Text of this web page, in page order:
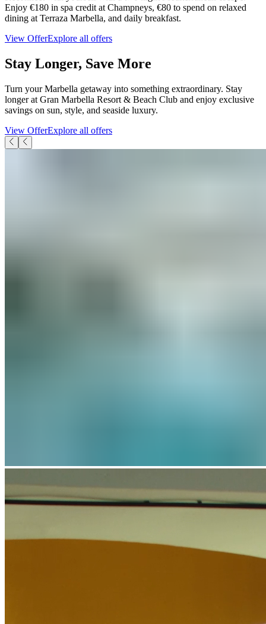
Enjoy €180 in spa credit at Champneys, €80 to spend on relaxed
dining at Terraza Marbella, and daily breakfast.​​​​‌ ‍ ​‍​‍‌‍ ‌ ​‍‌‍‍‌‌‍‌ ‌‍‍‌‌‍ ‍​‍​‍​ ‍‍​‍​‍‌ ​ ‌‍​‌‌‍ ‍‌‍‍‌‌ ‌​‌ ‍‌​‍ ‍‌‍‍‌‌‍ ​‍​‍​‍ ​​‍​‍‌‍‍​‌ ​‍‌‍‌‌‌‍‌‍​‍​‍​ ‍‍​‍​‍‌‍‍​‌ ‌​‌ ‌​‌ ​​‌ ​ ​ ‍‍​‍ ​‍ ‌‍ ​​‍ ‌‌‍​‌‌‍ ‍‌‍‌​​‍ ‌‌ ​‍​‍ ‌‌‍‍​‌‍ ‌ ‌​‌‍‌‌‌‍ ​‌ ​ ​‍ ‌‌ ​ ‌ ‌​‌ ‌‌‌‍‌​‌‍‍‌‌‍ ​‍ ‍‌ ‌‍‌‍‌‌‌ ​‍‌‍​ ‌‍‌‌‌‍ ​​‍ ‍‌‍​‌‌ ​​‌ ​​​‍ ‌‍‍‌‌‍ ‍‌ ‌​‌‍‌‌‌‍ ‍‌ ‌​​‍ ‌‍‌‌‌‍‌​‌‍‍‌‌ ‌​​‍ ‌‍ ‌‌‍ ‌‍‌​‌‍‌‌​ ‌‌ ​​‌ ​‍‌‍‌‌‌ ​ ‌‍‌‌‌‍ ‍‌ ‌​‌‍​‌‌ ‌​‌‍‍‌‌‍ ‌‍ ‍​ ‍ ‌‍‍‌‌‍‌​​ ‌​ ‌​​ ​‌​ ‌‌‌‍​‍​ ‍‌​ ‌‍​ ‌​‌‍​ ​‍ ‌​ ​‌‌‍​‍​ ​ ‌‍​‌​‍ ‌​ ‌​​ ​‌‌‍​‌‌‍​ ​‍ ‌‌‍​‍​ ​​​ ‌‌‌‍‌‍​‍ ‌‌‍‌​​ ‌​​ ‌​‌‍‌‌‌‍‌‍‌‍​‍‌‍​‌​ ​‌​ ‌‍‌‍‌‌​ ​‌​ ​ ​ ‍ ‌ ‌​‌ ‍‌‌ ​​‌‍‌‌​ ‌‌‍‍​‌‍ ‌ ‌​‌‍‌‌‌‍ ​‌‌​‍‌‍ ‌‍ ‌‍ ‌‌‌​ ‌ ‌‌‌‍‍‌‌ ‌​‌‍‌‌​ ‍ ‌ ​​‌‍​‌‌ ‌​‌‍‍​​ ‌‌ ​​‌‍​‌‌‍‌ ‌‍‌‌‌​​‍‌ ‌‌‌‍‍‌‌‍ ​‌‍‌​‌‍‌‌‌ ​‍​‍‌‌​ ‌‌‌​​‍‌‌ ‌‍‍ ‌‍‌‌‌ ‍‌​‍‌‌​ ​ ‌​‌​​‍‌‌​ ​ ‌​‌​​‍‌‌​ ​‍​ ​‍‌‍‌​​ ‌ ‌‍‌‍​ ​ ​ ‍​​ ‌‍​ ​ ​ ‌‌​ ‌​‌‍‌‌​ ‌​​ ​​​‍‌‌​ ​‍​ ​‍​‍‌‌​ ‌‌‌​‌​​‍ ‍‌‍‌‌‌‍ ‍‌ ‌​‌ ​‍‌‍‍‌‌‍‌‌‌ ​ ​‍‌‌​ ‌‌‌​​‍‌‌ ‌‍‍ ‌‍‌‌‌ ‍‌​‍‌‌​ ​ ‌​‌​​‍‌‌​ ​ ‌​‌​​‍‌‌​ ​‍​ ​‍​ ‌‌​ ‌​‌‍‌‌‌‍​‍‌‍​‍​ ​​​ ​ ‌‍‌​​ ‌​‌‍​‌​ ​​​ ‍​​‍‌‌​ ​‍​ ​‍​‍‌‌​ ‌‌‌​‌​​‍ ‍‌‍​‍‌‍ ‌‍‌​‌ ‍‌​ ‌‍​‍‌‍​‌‌ ​ ‌‍‌‌‌‌‌‌‌ ​‍‌‍ ​​ ‌‌‍‍​‌ ‌​‌ ‌​‌ ​​‌ ​ ​‍‌‌​ ​ ‌​​‌​‍‌‌​ ​‍‌​‌‍​‍‌‌​ ​‍‌​‌‍‌‍ ​​‍ ‌‌‍​‌‌‍ ‍‌‍‌​​‍ ‌‌ ​‍​‍ ‌‌‍‍​‌‍ ‌ ‌​‌‍‌‌‌‍ ​‌ ​ ​‍ ‌‌ ​ ‌ ‌​‌ ‌‌‌‍‌​‌‍‍‌‌‍ ​‍ ‍‌ ‌‍‌‍‌‌‌ ​‍‌‍​ ‌‍‌‌‌‍ ​​‍ ‍‌‍​‌‌ ​​‌ ​​​‍‌‍‌‍‍‌‌‍‌​​ ‌​ ‌​​ ​‌​ ‌‌‌‍​‍​ ‍‌​ ‌‍​ ‌​‌‍​ ​‍ ‌​ ​‌‌‍​‍​ ​ ‌‍​‌​‍ ‌​ ‌​​ ​‌‌‍​‌‌‍​ ​‍ ‌‌‍​‍​ ​​​ ‌‌‌‍‌‍​‍ ‌‌‍‌​​ ‌​​ ‌​‌‍‌‌‌‍‌‍‌‍​‍‌‍​‌​ ​‌​ ‌‍‌‍‌‌​ ​‌​ ​ ​‍‌‍‌ ‌​‌ ‍‌‌ ​​‌‍‌‌​ ‌‌‍‍​‌‍ ‌ ‌​‌‍‌‌‌‍ ​‌‌​‍‌‍ ‌‍ ‌‍ ‌‌‌​ ‌ ‌‌‌‍‍‌‌ ‌​‌‍‌‌​‍‌‍‌ ​​‌‍​‌‌ ‌​‌‍‍​​ ‌‌ ​​‌‍​‌‌‍‌ ‌‍‌‌‌​​‍‌ ‌‌‌‍‍‌‌‍ ​‌‍‌​‌‍‌‌‌ ​‍​‍‌‌​ ‌‌‌​​‍‌‌ ‌‍‍ ‌‍‌‌‌ ‍‌​‍‌‌​ ​ ‌​‌​​‍‌‌​ ​ ‌​‌​​‍‌‌​ ​‍​ ​‍‌‍‌​​ ‌ ‌‍‌‍​ ​ ​ ‍​​ ‌‍​ ​ ​ ‌‌​ ‌​‌‍‌‌​ ‌​​ ​​​‍‌‌​ ​‍​ ​‍​‍‌‌​ ‌‌‌​‌​​‍ ‍‌‍‌‌‌‍ ‍‌ ‌​‌ ​‍‌‍‍‌‌‍‌‌‌ ​ ​‍‌‌​ ‌‌‌​​‍‌‌ ‌‍‍ ‌‍‌‌‌ ‍‌​‍‌‌​ ​ ‌​‌​​‍‌‌​ ​ ‌​‌​​‍‌‌​ ​‍​ ​‍​ ‌‌​ ‌​‌‍‌‌‌‍​‍‌‍​‍​ ​​​ ​ ‌‍‌​​ ‌​‌‍​‌​ ​​​ ‍​​‍‌‌​ ​‍​ ​‍​‍‌‌​ ‌‌‌​‌​​‍ ‍‌‍​‍‌‍ ‌‍‌​‌ ‍‌​‍‌‍‌ ​​‌‍‌‌‌ ​‍‌ ​ ‌ ​​‌‍‌‌‌‍​ ‌ ‌​‌‍‍‌‌ ‌‍‌‍‌‌​ ‌‌ ​​‌ ‌‌‌‍​‍‌‍ ​‌‍‍‌‌ ​ ‌‍‍​‌‍‌‌‌‍‌​​‍​‍‌ ‌
View Offer​​​​‌ ‍ ​‍​‍‌‍ ‌ ​‍‌‍‍‌‌‍‌ ‌‍‍‌‌‍ ‍​‍​‍​ ‍‍​‍​‍‌ ​ ‌‍​‌‌‍ ‍‌‍‍‌‌ ‌​‌ ‍‌​‍ ‍‌‍‍‌‌‍ ​‍​‍​‍ ​​‍​‍‌‍‍​‌ ​‍‌‍‌‌‌‍‌‍​‍​‍​ ‍‍​‍​‍‌‍‍​‌ ‌​‌ ‌​‌ ​​‌ ​ ​ ‍‍​‍ ​‍ ‌‍ ​​‍ ‌‌‍​‌‌‍ ‍‌‍‌​​‍ ‌‌ ​‍​‍ ‌‌‍‍​‌‍ ‌ ‌​‌‍‌‌‌‍ ​‌ ​ ​‍ ‌‌ ​ ‌ ‌​‌ ‌‌‌‍‌​‌‍‍‌‌‍ ​‍ ‍‌ ‌‍‌‍‌‌‌ ​‍‌‍​ ‌‍‌‌‌‍ ​​‍ ‍‌‍​‌‌ ​​‌ ​​​‍ ‌‍‍‌‌‍ ‍‌ ‌​‌‍‌‌‌‍ ‍‌ ‌​​‍ ‌‍‌‌‌‍‌​‌‍‍‌‌ ‌​​‍ ‌‍ ‌‌‍ ‌‍‌​‌‍‌‌​ ‌‌ ​​‌ ​‍‌‍‌‌‌ ​ ‌‍‌‌‌‍ ‍‌ ‌​‌‍​‌‌ ‌​‌‍‍‌‌‍ ‌‍ ‍​ ‍ ‌‍‍‌‌‍‌​​ ‌​ ‌​​ ​‌​ ‌‌‌‍​‍​ ‍‌​ ‌‍​ ‌​‌‍​ ​‍ ‌​ ​‌‌‍​‍​ ​ ‌‍​‌​‍ ‌​ ‌​​ ​‌‌‍​‌‌‍​ ​‍ ‌‌‍​‍​ ​​​ ‌‌‌‍‌‍​‍ ‌‌‍‌​​ ‌​​ ‌​‌‍‌‌‌‍‌‍‌‍​‍‌‍​‌​ ​‌​ ‌‍‌‍‌‌​ ​‌​ ​ ​ ‍ ‌ ‌​‌ ‍‌‌ ​​‌‍‌‌​ ‌‌‍‍​‌‍ ‌ ‌​‌‍‌‌‌‍ ​‌‌​‍‌‍ ‌‍ ‌‍ ‌‌‌​ ‌ ‌‌‌‍‍‌‌ ‌​‌‍‌‌​ ‍ ‌ ​​‌‍​‌‌ ‌​‌‍‍​​ ‌‌ ​​‌‍​‌‌‍‌ ‌‍‌‌‌​​‍‌ ‌‌‌‍‍‌‌‍ ​‌‍‌​‌‍‌‌‌ ​‍​‍‌‌​ ‌‌‌​​‍‌‌ ‌‍‍ ‌‍‌‌‌ ‍‌​‍‌‌​ ​ ‌​‌​​‍‌‌​ ​ ‌​‌​​‍‌‌​ ​‍​ ​‍‌‍‌​​ ‌ ‌‍‌‍​ ​ ​ ‍​​ ‌‍​ ​ ​ ‌‌​ ‌​‌‍‌‌​ ‌​​ ​​​‍‌‌​ ​‍​ ​‍​‍‌‌​ ‌‌‌​‌​​‍ ‍‌‍‌‌‌‍ ‍‌ ‌​‌ ​‍‌‍‍‌‌‍‌‌‌ ​ ​‍‌‌​ ‌‌‌​​‍‌‌ ‌‍‍ ‌‍‌‌‌ ‍‌​‍‌‌​ ​ ‌​‌​​‍‌‌​ ​ ‌​‌​​‍‌‌​ ​‍​ ​‍​ ‌‌​ ‌​‌‍‌‌‌‍​‍‌‍​‍​ ​​​ ​ ‌‍‌​​ ‌​‌‍​‌​ ​​​ ‍​​‍‌‌​ ​‍​ ​‍​‍‌‌​ ‌‌‌​‌​​‍ ‍‌ ​​‌ ​‍‌‍‍‌‌‍ ‌‌‍​‌‌ ​‍‌ ‍‌‌​​ ‌ ‌​‌‍​‌​‍ ‍‌‍ ​‌‍​‌‌‍​‍‌‍‌‌‌‍ ​​ ‌‍​‍‌‍​‌‌ ​ ‌‍‌‌‌‌‌‌‌ ​‍‌‍ ​​ ‌‌‍‍​‌ ‌​‌ ‌​‌ ​​‌ ​ ​‍‌‌​ ​ ‌​​‌​‍‌‌​ ​‍‌​‌‍​‍‌‌​ ​‍‌​‌‍‌‍ ​​‍ ‌‌‍​‌‌‍ ‍‌‍‌​​‍ ‌‌ ​‍​‍ ‌‌‍‍​‌‍ ‌ ‌​‌‍‌‌‌‍ ​‌ ​ ​‍ ‌‌ ​ ‌ ‌​‌ ‌‌‌‍‌​‌‍‍‌‌‍ ​‍ ‍‌ ‌‍‌‍‌‌‌ ​‍‌‍​ ‌‍‌‌‌‍ ​​‍ ‍‌‍​‌‌ ​​‌ ​​​‍‌‍‌‍‍‌‌‍‌​​ ‌​ ‌​​ ​‌​ ‌‌‌‍​‍​ ‍‌​ ‌‍​ ‌​‌‍​ ​‍ ‌​ ​‌‌‍​‍​ ​ ‌‍​‌​‍ ‌​ ‌​​ ​‌‌‍​‌‌‍​ ​‍ ‌‌‍​‍​ ​​​ ‌‌‌‍‌‍​‍ ‌‌‍‌​​ ‌​​ ‌​‌‍‌‌‌‍‌‍‌‍​‍‌‍​‌​ ​‌​ ‌‍‌‍‌‌​ ​‌​ ​ ​‍‌‍‌ ‌​‌ ‍‌‌ ​​‌‍‌‌​ ‌‌‍‍​‌‍ ‌ ‌​‌‍‌‌‌‍ ​‌‌​‍‌‍ ‌‍ ‌‍ ‌‌‌​ ‌ ‌‌‌‍‍‌‌ ‌​‌‍‌‌​‍‌‍‌ ​​‌‍​‌‌ ‌​‌‍‍​​ ‌‌ ​​‌‍​‌‌‍‌ ‌‍‌‌‌​​‍‌ ‌‌‌‍‍‌‌‍ ​‌‍‌​‌‍‌‌‌ ​‍​‍‌‌​ ‌‌‌​​‍‌‌ ‌‍‍ ‌‍‌‌‌ ‍‌​‍‌‌​ ​ ‌​‌​​‍‌‌​ ​ ‌​‌​​‍‌‌​ ​‍​ ​‍‌‍‌​​ ‌ ‌‍‌‍​ ​ ​ ‍​​ ‌‍​ ​ ​ ‌‌​ ‌​‌‍‌‌​ ‌​​ ​​​‍‌‌​ ​‍​ ​‍​‍‌‌​ ‌‌‌​‌​​‍ ‍‌‍‌‌‌‍ ‍‌ ‌​‌ ​‍‌‍‍‌‌‍‌‌‌ ​ ​‍‌‌​ ‌‌‌​​‍‌‌ ‌‍‍ ‌‍‌‌‌ ‍‌​‍‌‌​ ​ ‌​‌​​‍‌‌​ ​ ‌​‌​​‍‌‌​ ​‍​ ​‍​ ‌‌​ ‌​‌‍‌‌‌‍​‍‌‍​‍​ ​​​ ​ ‌‍‌​​ ‌​‌‍​‌​ ​​​ ‍​​‍‌‌​ ​‍​ ​‍​‍‌‌​ ‌‌‌​‌​​‍ ‍‌ ​​‌ ​‍‌‍‍‌‌‍ ‌‌‍​‌‌ ​‍‌ ‍‌‌​​ ‌ ‌​‌‍​‌​‍ ‍‌‍ ​‌‍​‌‌‍​‍‌‍‌‌‌‍ ​​‍‌‍‌ ​​‌‍‌‌‌ ​‍‌ ​ ‌ ​​‌‍‌‌‌‍​ ‌ ‌​‌‍‍‌‌ ‌‍‌‍‌‌​ ‌‌ ​​‌ ‌‌‌‍​‍‌‍ ​‌‍‍‌‌ ​ ‌‍‍​‌‍‌‌‌‍‌​​‍​‍‌ ‌Explore all offers​​​​‌ ‍ ​‍​‍‌‍ ‌ ​‍‌‍‍‌‌‍‌ ‌‍‍‌‌‍ ‍​‍​‍​ ‍‍​‍​‍‌ ​ ‌‍​‌‌‍ ‍‌‍‍‌‌ ‌​‌ ‍‌​‍ ‍‌‍‍‌‌‍ ​‍​‍​‍ ​​‍​‍‌‍‍​‌ ​‍‌‍‌‌‌‍‌‍​‍​‍​ ‍‍​‍​‍‌‍‍​‌ ‌​‌ ‌​‌ ​​‌ ​ ​ ‍‍​‍ ​‍ ‌‍ ​​‍ ‌‌‍​‌‌‍ ‍‌‍‌​​‍ ‌‌ ​‍​‍ ‌‌‍‍​‌‍ ‌ ‌​‌‍‌‌‌‍ ​‌ ​ ​‍ ‌‌ ​ ‌ ‌​‌ ‌‌‌‍‌​‌‍‍‌‌‍ ​‍ ‍‌ ‌‍‌‍‌‌‌ ​‍‌‍​ ‌‍‌‌‌‍ ​​‍ ‍‌‍​‌‌ ​​‌ ​​​‍ ‌‍‍‌‌‍ ‍‌ ‌​‌‍‌‌‌‍ ‍‌ ‌​​‍ ‌‍‌‌‌‍‌​‌‍‍‌‌ ‌​​‍ ‌‍ ‌‌‍ ‌‍‌​‌‍‌‌​ ‌‌ ​​‌ ​‍‌‍‌‌‌ ​ ‌‍‌‌‌‍ ‍‌ ‌​‌‍​‌‌ ‌​‌‍‍‌‌‍ ‌‍ ‍​ ‍ ‌‍‍‌‌‍‌​​ ‌​ ‌​​ ​‌​ ‌‌‌‍​‍​ ‍‌​ ‌‍​ ‌​‌‍​ ​‍ ‌​ ​‌‌‍​‍​ ​ ‌‍​‌​‍ ‌​ ‌​​ ​‌‌‍​‌‌‍​ ​‍ ‌‌‍​‍​ ​​​ ‌‌‌‍‌‍​‍ ‌‌‍‌​​ ‌​​ ‌​‌‍‌‌‌‍‌‍‌‍​‍‌‍​‌​ ​‌​ ‌‍‌‍‌‌​ ​‌​ ​ ​ ‍ ‌ ‌​‌ ‍‌‌ ​​‌‍‌‌​ ‌‌‍‍​‌‍ ‌ ‌​‌‍‌‌‌‍ ​‌‌​‍‌‍ ‌‍ ‌‍ ‌‌‌​ ‌ ‌‌‌‍‍‌‌ ‌​‌‍‌‌​ ‍ ‌ ​​‌‍​‌‌ ‌​‌‍‍​​ ‌‌ ​​‌‍​‌‌‍‌ ‌‍‌‌‌​​‍‌ ‌‌‌‍‍‌‌‍ ​‌‍‌​‌‍‌‌‌ ​‍​‍‌‌​ ‌‌‌​​‍‌‌ ‌‍‍ ‌‍‌‌‌ ‍‌​‍‌‌​ ​ ‌​‌​​‍‌‌​ ​ ‌​‌​​‍‌‌​ ​‍​ ​‍‌‍‌​​ ‌ ‌‍‌‍​ ​ ​ ‍​​ ‌‍​ ​ ​ ‌‌​ ‌​‌‍‌‌​ ‌​​ ​​​‍‌‌​ ​‍​ ​‍​‍‌‌​ ‌‌‌​‌​​‍ ‍‌‍‌‌‌‍ ‍‌ ‌​‌ ​‍‌‍‍‌‌‍‌‌‌ ​ ​‍‌‌​ ‌‌‌​​‍‌‌ ‌‍‍ ‌‍‌‌‌ ‍‌​‍‌‌​ ​ ‌​‌​​‍‌‌​ ​ ‌​‌​​‍‌‌​ ​‍​ ​‍​ ‌‌​ ‌​‌‍‌‌‌‍​‍‌‍​‍​ ​​​ ​ ‌‍‌​​ ‌​‌‍​‌​ ​​​ ‍​​‍‌‌​ ​‍​ ​‍​‍‌‌​ ‌‌‌​‌​​‍ ‍‌ ​ ‌‍‌‌‌‍​ ‌‍ ‌‍ ‍‌‍‌​‌‍​‌‌ ​‍‌ ‍‌‌​​ ‌ ‌​‌‍​‌​‍ ‍‌‍ ​‌‍​‌‌‍​‍‌‍‌‌‌‍ ​​ ‌‍​‍‌‍​‌‌ ​ ‌‍‌‌‌‌‌‌‌ ​‍‌‍ ​​ ‌‌‍‍​‌ ‌​‌ ‌​‌ ​​‌ ​ ​‍‌‌​ ​ ‌​​‌​‍‌‌​ ​‍‌​‌‍​‍‌‌​ ​‍‌​‌‍‌‍ ​​‍ ‌‌‍​‌‌‍ ‍‌‍‌​​‍ ‌‌ ​‍​‍ ‌‌‍‍​‌‍ ‌ ‌​‌‍‌‌‌‍ ​‌ ​ ​‍ ‌‌ ​ ‌ ‌​‌ ‌‌‌‍‌​‌‍‍‌‌‍ ​‍ ‍‌ ‌‍‌‍‌‌‌ ​‍‌‍​ ‌‍‌‌‌‍ ​​‍ ‍‌‍​‌‌ ​​‌ ​​​‍‌‍‌‍‍‌‌‍‌​​ ‌​ ‌​​ ​‌​ ‌‌‌‍​‍​ ‍‌​ ‌‍​ ‌​‌‍​ ​‍ ‌​ ​‌‌‍​‍​ ​ ‌‍​‌​‍ ‌​ ‌​​ ​‌‌‍​‌‌‍​ ​‍ ‌‌‍​‍​ ​​​ ‌‌‌‍‌‍​‍ ‌‌‍‌​​ ‌​​ ‌​‌‍‌‌‌‍‌‍‌‍​‍‌‍​‌​ ​‌​ ‌‍‌‍‌‌​ ​‌​ ​ ​‍‌‍‌ ‌​‌ ‍‌‌ ​​‌‍‌‌​ ‌‌‍‍​‌‍ ‌ ‌​‌‍‌‌‌‍ ​‌‌​‍‌‍ ‌‍ ‌‍ ‌‌‌​ ‌ ‌‌‌‍‍‌‌ ‌​‌‍‌‌​‍‌‍‌ ​​‌‍​‌‌ ‌​‌‍‍​​ ‌‌ ​​‌‍​‌‌‍‌ ‌‍‌‌‌​​‍‌ ‌‌‌‍‍‌‌‍ ​‌‍‌​‌‍‌‌‌ ​‍​‍‌‌​ ‌‌‌​​‍‌‌ ‌‍‍ ‌‍‌‌‌ ‍‌​‍‌‌​ ​ ‌​‌​​‍‌‌​ ​ ‌​‌​​‍‌‌​ ​‍​ ​‍‌‍‌​​ ‌ ‌‍‌‍​ ​ ​ ‍​​ ‌‍​ ​ ​ ‌‌​ ‌​‌‍‌‌​ ‌​​ ​​​‍‌‌​ ​‍​ ​‍​‍‌‌​ ‌‌‌​‌​​‍ ‍‌‍‌‌‌‍ ‍‌ ‌​‌ ​‍‌‍‍‌‌‍‌‌‌ ​ ​‍‌‌​ ‌‌‌​​‍‌‌ ‌‍‍ ‌‍‌‌‌ ‍‌​‍‌‌​ ​ ‌​‌​​‍‌‌​ ​ ‌​‌​​‍‌‌​ ​‍​ ​‍​ ‌‌​ ‌​‌‍‌‌‌‍​‍‌‍​‍​ ​​​ ​ ‌‍‌​​ ‌​‌‍​‌​ ​​​ ‍​​‍‌‌​ ​‍​ ​‍​‍‌‌​ ‌‌‌​‌​​‍ ‍‌ ​ ‌‍‌‌‌‍​ ‌‍ ‌‍ ‍‌‍‌​‌‍​‌‌ ​‍‌ ‍‌‌​​ ‌ ‌​‌‍​‌​‍ ‍‌‍ ​‌‍​‌‌‍​‍‌‍‌‌‌‍ ​​‍‌‍‌ ​​‌‍‌‌‌ ​‍‌ ​ ‌ ​​‌‍‌‌‌‍​ ‌ ‌​‌‍‍‌‌ ‌‍‌‍‌‌​ ‌‌ ​​‌ ‌‌‌‍​‍‌‍ ​‌‍‍‌‌ ​ ‌‍‍​‌‍‌‌‌‍‌​​‍​‍‌ ‌
Stay Longer, Save More​​​​‌ ‍ ​‍​‍‌‍ ‌ ​‍‌‍‍‌‌‍‌ ‌‍‍‌‌‍ ‍​‍​‍​ ‍‍​‍​‍‌ ​ ‌‍​‌‌‍ ‍‌‍‍‌‌ ‌​‌ ‍‌​‍ ‍‌‍‍‌‌‍ ​‍​‍​‍ ​​‍​‍‌‍‍​‌ ​‍‌‍‌‌‌‍‌‍​‍​‍​ ‍‍​‍​‍‌‍‍​‌ ‌​‌ ‌​‌ ​​‌ ​ ​ ‍‍​‍ ​‍ ‌‍ ​​‍ ‌‌‍​‌‌‍ ‍‌‍‌​​‍ ‌‌ ​‍​‍ ‌‌‍‍​‌‍ ‌ ‌​‌‍‌‌‌‍ ​‌ ​ ​‍ ‌‌ ​ ‌ ‌​‌ ‌‌‌‍‌​‌‍‍‌‌‍ ​‍ ‍‌ ‌‍‌‍‌‌‌ ​‍‌‍​ ‌‍‌‌‌‍ ​​‍ ‍‌‍​‌‌ ​​‌ ​​​‍ ‌‍‍‌‌‍ ‍‌ ‌​‌‍‌‌‌‍ ‍‌ ‌​​‍ ‌‍‌‌‌‍‌​‌‍‍‌‌ ‌​​‍ ‌‍ ‌‌‍ ‌‍‌​‌‍‌‌​ ‌‌ ​​‌ ​‍‌‍‌‌‌ ​ ‌‍‌‌‌‍ ‍‌ ‌​‌‍​‌‌ ‌​‌‍‍‌‌‍ ‌‍ ‍​ ‍ ‌‍‍‌‌‍‌​​ ‌​ ‌​​ ​‌​ ‌‌‌‍​‍​ ‍‌​ ‌‍​ ‌​‌‍​ ​‍ ‌​ ​‌‌‍​‍​ ​ ‌‍​‌​‍ ‌​ ‌​​ ​‌‌‍​‌‌‍​ ​‍ ‌‌‍​‍​ ​​​ ‌‌‌‍‌‍​‍ ‌‌‍‌​​ ‌​​ ‌​‌‍‌‌‌‍‌‍‌‍​‍‌‍​‌​ ​‌​ ‌‍‌‍‌‌​ ​‌​ ​ ​ ‍ ‌ ‌​‌ ‍‌‌ ​​‌‍‌‌​ ‌‌‍‍​‌‍ ‌ ‌​‌‍‌‌‌‍ ​‌‌​‍‌‍ ‌‍ ‌‍ ‌‌‌​ ‌ ‌‌‌‍‍‌‌ ‌​‌‍‌‌​ ‍ ‌ ​​‌‍​‌‌ ‌​‌‍‍​​ ‌‌ ​​‌‍​‌‌‍‌ ‌‍‌‌‌​​‍‌ ‌‌‌‍‍‌‌‍ ​‌‍‌​‌‍‌‌‌ ​‍​‍‌‌​ ‌‌‌​​‍‌‌ ‌‍‍ ‌‍‌‌‌ ‍‌​‍‌‌​ ​ ‌​‌​​‍‌‌​ ​ ‌​‌​​‍‌‌​ ​‍​ ​‍‌‍‌​​ ‌ ‌‍‌‍​ ​ ​ ‍​​ ‌‍​ ​ ​ ‌‌​ ‌​‌‍‌‌​ ‌​​ ​​​‍‌‌​ ​‍​ ​‍​‍‌‌​ ‌‌‌​‌​​‍ ‍‌‍‌‌‌‍ ‍‌ ‌​‌ ​‍‌‍‍‌‌‍‌‌‌ ​ ​‍‌‌​ ‌‌‌​​‍‌‌ ‌‍‍ ‌‍‌‌‌ ‍‌​‍‌‌​ ​ ‌​‌​​‍‌‌​ ​ ‌​‌​​‍‌‌​ ​‍​ ​‍​ ‍​‌‍​ ‌‍‌‌​ ‌ ‌‍‌‍​ ‌‌​ ‌​‌‍​‍​ ​ ‌‍​ ​ ​ ​ ‌‍​‍‌‌​ ​‍​ ​‍​‍‌‌​ ‌‌‌​‌​​‍ ‍‌‍‍​‌‍‌‌‌‍​‌‌‍‌​‌‍‍‌‌‍ ‍‌‍‌ ​ ‌‍​‍‌‍​‌‌ ​ ‌‍‌‌‌‌‌‌‌ ​‍‌‍ ​​ ‌‌‍‍​‌ ‌​‌ ‌​‌ ​​‌ ​ ​‍‌‌​ ​ ‌​​‌​‍‌‌​ ​‍‌​‌‍​‍‌‌​ ​‍‌​‌‍‌‍ ​​‍ ‌‌‍​‌‌‍ ‍‌‍‌​​‍ ‌‌ ​‍​‍ ‌‌‍‍​‌‍ ‌ ‌​‌‍‌‌‌‍ ​‌ ​ ​‍ ‌‌ ​ ‌ ‌​‌ ‌‌‌‍‌​‌‍‍‌‌‍ ​‍ ‍‌ ‌‍‌‍‌‌‌ ​‍‌‍​ ‌‍‌‌‌‍ ​​‍ ‍‌‍​‌‌ ​​‌ ​​​‍‌‍‌‍‍‌‌‍‌​​ ‌​ ‌​​ ​‌​ ‌‌‌‍​‍​ ‍‌​ ‌‍​ ‌​‌‍​ ​‍ ‌​ ​‌‌‍​‍​ ​ ‌‍​‌​‍ ‌​ ‌​​ ​‌‌‍​‌‌‍​ ​‍ ‌‌‍​‍​ ​​​ ‌‌‌‍‌‍​‍ ‌‌‍‌​​ ‌​​ ‌​‌‍‌‌‌‍‌‍‌‍​‍‌‍​‌​ ​‌​ ‌‍‌‍‌‌​ ​‌​ ​ ​‍‌‍‌ ‌​‌ ‍‌‌ ​​‌‍‌‌​ ‌‌‍‍​‌‍ ‌ ‌​‌‍‌‌‌‍ ​‌‌​‍‌‍ ‌‍ ‌‍ ‌‌‌​ ‌ ‌‌‌‍‍‌‌ ‌​‌‍‌‌​‍‌‍‌ ​​‌‍​‌‌ ‌​‌‍‍​​ ‌‌ ​​‌‍​‌‌‍‌ ‌‍‌‌‌​​‍‌ ‌‌‌‍‍‌‌‍ ​‌‍‌​‌‍‌‌‌ ​‍​‍‌‌​ ‌‌‌​​‍‌‌ ‌‍‍ ‌‍‌‌‌ ‍‌​‍‌‌​ ​ ‌​‌​​‍‌‌​ ​ ‌​‌​​‍‌‌​ ​‍​ ​‍‌‍‌​​ ‌ ‌‍‌‍​ ​ ​ ‍​​ ‌‍​ ​ ​ ‌‌​ ‌​‌‍‌‌​ ‌​​ ​​​‍‌‌​ ​‍​ ​‍​‍‌‌​ ‌‌‌​‌​​‍ ‍‌‍‌‌‌‍ ‍‌ ‌​‌ ​‍‌‍‍‌‌‍‌‌‌ ​ ​‍‌‌​ ‌‌‌​​‍‌‌ ‌‍‍ ‌‍‌‌‌ ‍‌​‍‌‌​ ​ ‌​‌​​‍‌‌​ ​ ‌​‌​​‍‌‌​ ​‍​ ​‍​ ‍​‌‍​ ‌‍‌‌​ ‌ ‌‍‌‍​ ‌‌​ ‌​‌‍​‍​ ​ ‌‍​ ​ ​ ​ ‌‍​‍‌‌​ ​‍​ ​‍​‍‌‌​ ‌‌‌​‌​​‍ ‍‌‍‍​‌‍‌‌‌‍​‌‌‍‌​‌‍‍‌‌‍ ‍‌‍‌ ​‍‌‍‌ ​​‌‍‌‌‌ ​‍‌ ​ ‌ ​​‌‍‌‌‌‍​ ‌ ‌​‌‍‍‌‌ ‌‍‌‍‌‌​ ‌‌ ​​‌ ‌‌‌‍​‍‌‍ ​‌‍‍‌‌ ​ ‌‍‍​‌‍‌‌‌‍‌​​‍​‍‌ ‌
Turn your Marbella getaway into something extraordinary. Stay
longer at Gran Marbella Resort & Beach Club and enjoy exclusive
savings on sun, style, and seaside luxury.​​​​‌ ‍ ​‍​‍‌‍ ‌ ​‍‌‍‍‌‌‍‌ ‌‍‍‌‌‍ ‍​‍​‍​ ‍‍​‍​‍‌ ​ ‌‍​‌‌‍ ‍‌‍‍‌‌ ‌​‌ ‍‌​‍ ‍‌‍‍‌‌‍ ​‍​‍​‍ ​​‍​‍‌‍‍​‌ ​‍‌‍‌‌‌‍‌‍​‍​‍​ ‍‍​‍​‍‌‍‍​‌ ‌​‌ ‌​‌ ​​‌ ​ ​ ‍‍​‍ ​‍ ‌‍ ​​‍ ‌‌‍​‌‌‍ ‍‌‍‌​​‍ ‌‌ ​‍​‍ ‌‌‍‍​‌‍ ‌ ‌​‌‍‌‌‌‍ ​‌ ​ ​‍ ‌‌ ​ ‌ ‌​‌ ‌‌‌‍‌​‌‍‍‌‌‍ ​‍ ‍‌ ‌‍‌‍‌‌‌ ​‍‌‍​ ‌‍‌‌‌‍ ​​‍ ‍‌‍​‌‌ ​​‌ ​​​‍ ‌‍‍‌‌‍ ‍‌ ‌​‌‍‌‌‌‍ ‍‌ ‌​​‍ ‌‍‌‌‌‍‌​‌‍‍‌‌ ‌​​‍ ‌‍ ‌‌‍ ‌‍‌​‌‍‌‌​ ‌‌ ​​‌ ​‍‌‍‌‌‌ ​ ‌‍‌‌‌‍ ‍‌ ‌​‌‍​‌‌ ‌​‌‍‍‌‌‍ ‌‍ ‍​ ‍ ‌‍‍‌‌‍‌​​ ‌​ ‌​​ ​‌​ ‌‌‌‍​‍​ ‍‌​ ‌‍​ ‌​‌‍​ ​‍ ‌​ ​‌‌‍​‍​ ​ ‌‍​‌​‍ ‌​ ‌​​ ​‌‌‍​‌‌‍​ ​‍ ‌‌‍​‍​ ​​​ ‌‌‌‍‌‍​‍ ‌‌‍‌​​ ‌​​ ‌​‌‍‌‌‌‍‌‍‌‍​‍‌‍​‌​ ​‌​ ‌‍‌‍‌‌​ ​‌​ ​ ​ ‍ ‌ ‌​‌ ‍‌‌ ​​‌‍‌‌​ ‌‌‍‍​‌‍ ‌ ‌​‌‍‌‌‌‍ ​‌‌​‍‌‍ ‌‍ ‌‍ ‌‌‌​ ‌ ‌‌‌‍‍‌‌ ‌​‌‍‌‌​ ‍ ‌ ​​‌‍​‌‌ ‌​‌‍‍​​ ‌‌ ​​‌‍​‌‌‍‌ ‌‍‌‌‌​​‍‌ ‌‌‌‍‍‌‌‍ ​‌‍‌​‌‍‌‌‌ ​‍​‍‌‌​ ‌‌‌​​‍‌‌ ‌‍‍ ‌‍‌‌‌ ‍‌​‍‌‌​ ​ ‌​‌​​‍‌‌​ ​ ‌​‌​​‍‌‌​ ​‍​ ​‍‌‍‌​​ ‌ ‌‍‌‍​ ​ ​ ‍​​ ‌‍​ ​ ​ ‌‌​ ‌​‌‍‌‌​ ‌​​ ​​​‍‌‌​ ​‍​ ​‍​‍‌‌​ ‌‌‌​‌​​‍ ‍‌‍‌‌‌‍ ‍‌ ‌​‌ ​‍‌‍‍‌‌‍‌‌‌ ​ ​‍‌‌​ ‌‌‌​​‍‌‌ ‌‍‍ ‌‍‌‌‌ ‍‌​‍‌‌​ ​ ‌​‌​​‍‌‌​ ​ ‌​‌​​‍‌‌​ ​‍​ ​‍​ ‍​‌‍​ ‌‍‌‌​ ‌ ‌‍‌‍​ ‌‌​ ‌​‌‍​‍​ ​ ‌‍​ ​ ​ ​ ‌‍​‍‌‌​ ​‍​ ​‍​‍‌‌​ ‌‌‌​‌​​‍ ‍‌‍​‍‌‍ ‌‍‌​‌ ‍‌​ ‌‍​‍‌‍​‌‌ ​ ‌‍‌‌‌‌‌‌‌ ​‍‌‍ ​​ ‌‌‍‍​‌ ‌​‌ ‌​‌ ​​‌ ​ ​‍‌‌​ ​ ‌​​‌​‍‌‌​ ​‍‌​‌‍​‍‌‌​ ​‍‌​‌‍‌‍ ​​‍ ‌‌‍​‌‌‍ ‍‌‍‌​​‍ ‌‌ ​‍​‍ ‌‌‍‍​‌‍ ‌ ‌​‌‍‌‌‌‍ ​‌ ​ ​‍ ‌‌ ​ ‌ ‌​‌ ‌‌‌‍‌​‌‍‍‌‌‍ ​‍ ‍‌ ‌‍‌‍‌‌‌ ​‍‌‍​ ‌‍‌‌‌‍ ​​‍ ‍‌‍​‌‌ ​​‌ ​​​‍‌‍‌‍‍‌‌‍‌​​ ‌​ ‌​​ ​‌​ ‌‌‌‍​‍​ ‍‌​ ‌‍​ ‌​‌‍​ ​‍ ‌​ ​‌‌‍​‍​ ​ ‌‍​‌​‍ ‌​ ‌​​ ​‌‌‍​‌‌‍​ ​‍ ‌‌‍​‍​ ​​​ ‌‌‌‍‌‍​‍ ‌‌‍‌​​ ‌​​ ‌​‌‍‌‌‌‍‌‍‌‍​‍‌‍​‌​ ​‌​ ‌‍‌‍‌‌​ ​‌​ ​ ​‍‌‍‌ ‌​‌ ‍‌‌ ​​‌‍‌‌​ ‌‌‍‍​‌‍ ‌ ‌​‌‍‌‌‌‍ ​‌‌​‍‌‍ ‌‍ ‌‍ ‌‌‌​ ‌ ‌‌‌‍‍‌‌ ‌​‌‍‌‌​‍‌‍‌ ​​‌‍​‌‌ ‌​‌‍‍​​ ‌‌ ​​‌‍​‌‌‍‌ ‌‍‌‌‌​​‍‌ ‌‌‌‍‍‌‌‍ ​‌‍‌​‌‍‌‌‌ ​‍​‍‌‌​ ‌‌‌​​‍‌‌ ‌‍‍ ‌‍‌‌‌ ‍‌​‍‌‌​ ​ ‌​‌​​‍‌‌​ ​ ‌​‌​​‍‌‌​ ​‍​ ​‍‌‍‌​​ ‌ ‌‍‌‍​ ​ ​ ‍​​ ‌‍​ ​ ​ ‌‌​ ‌​‌‍‌‌​ ‌​​ ​​​‍‌‌​ ​‍​ ​‍​‍‌‌​ ‌‌‌​‌​​‍ ‍‌‍‌‌‌‍ ‍‌ ‌​‌ ​‍‌‍‍‌‌‍‌‌‌ ​ ​‍‌‌​ ‌‌‌​​‍‌‌ ‌‍‍ ‌‍‌‌‌ ‍‌​‍‌‌​ ​ ‌​‌​​‍‌‌​ ​ ‌​‌​​‍‌‌​ ​‍​ ​‍​ ‍​‌‍​ ‌‍‌‌​ ‌ ‌‍‌‍​ ‌‌​ ‌​‌‍​‍​ ​ ‌‍​ ​ ​ ​ ‌‍​‍‌‌​ ​‍​ ​‍​‍‌‌​ ‌‌‌​‌​​‍ ‍‌‍​‍‌‍ ‌‍‌​‌ ‍‌​‍‌‍‌ ​​‌‍‌‌‌ ​‍‌ ​ ‌ ​​‌‍‌‌‌‍​ ‌ ‌​‌‍‍‌‌ ‌‍‌‍‌‌​ ‌‌ ​​‌ ‌‌‌‍​‍‌‍ ​‌‍‍‌‌ ​ ‌‍‍​‌‍‌‌‌‍‌​​‍​‍‌ ‌
View Offer​​​​‌ ‍ ​‍​‍‌‍ ‌ ​‍‌‍‍‌‌‍‌ ‌‍‍‌‌‍ ‍​‍​‍​ ‍‍​‍​‍‌ ​ ‌‍​‌‌‍ ‍‌‍‍‌‌ ‌​‌ ‍‌​‍ ‍‌‍‍‌‌‍ ​‍​‍​‍ ​​‍​‍‌‍‍​‌ ​‍‌‍‌‌‌‍‌‍​‍​‍​ ‍‍​‍​‍‌‍‍​‌ ‌​‌ ‌​‌ ​​‌ ​ ​ ‍‍​‍ ​‍ ‌‍ ​​‍ ‌‌‍​‌‌‍ ‍‌‍‌​​‍ ‌‌ ​‍​‍ ‌‌‍‍​‌‍ ‌ ‌​‌‍‌‌‌‍ ​‌ ​ ​‍ ‌‌ ​ ‌ ‌​‌ ‌‌‌‍‌​‌‍‍‌‌‍ ​‍ ‍‌ ‌‍‌‍‌‌‌ ​‍‌‍​ ‌‍‌‌‌‍ ​​‍ ‍‌‍​‌‌ ​​‌ ​​​‍ ‌‍‍‌‌‍ ‍‌ ‌​‌‍‌‌‌‍ ‍‌ ‌​​‍ ‌‍‌‌‌‍‌​‌‍‍‌‌ ‌​​‍ ‌‍ ‌‌‍ ‌‍‌​‌‍‌‌​ ‌‌ ​​‌ ​‍‌‍‌‌‌ ​ ‌‍‌‌‌‍ ‍‌ ‌​‌‍​‌‌ ‌​‌‍‍‌‌‍ ‌‍ ‍​ ‍ ‌‍‍‌‌‍‌​​ ‌​ ‌​​ ​‌​ ‌‌‌‍​‍​ ‍‌​ ‌‍​ ‌​‌‍​ ​‍ ‌​ ​‌‌‍​‍​ ​ ‌‍​‌​‍ ‌​ ‌​​ ​‌‌‍​‌‌‍​ ​‍ ‌‌‍​‍​ ​​​ ‌‌‌‍‌‍​‍ ‌‌‍‌​​ ‌​​ ‌​‌‍‌‌‌‍‌‍‌‍​‍‌‍​‌​ ​‌​ ‌‍‌‍‌‌​ ​‌​ ​ ​ ‍ ‌ ‌​‌ ‍‌‌ ​​‌‍‌‌​ ‌‌‍‍​‌‍ ‌ ‌​‌‍‌‌‌‍ ​‌‌​‍‌‍ ‌‍ ‌‍ ‌‌‌​ ‌ ‌‌‌‍‍‌‌ ‌​‌‍‌‌​ ‍ ‌ ​​‌‍​‌‌ ‌​‌‍‍​​ ‌‌ ​​‌‍​‌‌‍‌ ‌‍‌‌‌​​‍‌ ‌‌‌‍‍‌‌‍ ​‌‍‌​‌‍‌‌‌ ​‍​‍‌‌​ ‌‌‌​​‍‌‌ ‌‍‍ ‌‍‌‌‌ ‍‌​‍‌‌​ ​ ‌​‌​​‍‌‌​ ​ ‌​‌​​‍‌‌​ ​‍​ ​‍‌‍‌​​ ‌ ‌‍‌‍​ ​ ​ ‍​​ ‌‍​ ​ ​ ‌‌​ ‌​‌‍‌‌​ ‌​​ ​​​‍‌‌​ ​‍​ ​‍​‍‌‌​ ‌‌‌​‌​​‍ ‍‌‍‌‌‌‍ ‍‌ ‌​‌ ​‍‌‍‍‌‌‍‌‌‌ ​ ​‍‌‌​ ‌‌‌​​‍‌‌ ‌‍‍ ‌‍‌‌‌ ‍‌​‍‌‌​ ​ ‌​‌​​‍‌‌​ ​ ‌​‌​​‍‌‌​ ​‍​ ​‍​ ‍​‌‍​ ‌‍‌‌​ ‌ ‌‍‌‍​ ‌‌​ ‌​‌‍​‍​ ​ ‌‍​ ​ ​ ​ ‌‍​‍‌‌​ ​‍​ ​‍​‍‌‌​ ‌‌‌​‌​​‍ ‍‌ ​​‌ ​‍‌‍‍‌‌‍ ‌‌‍​‌‌ ​‍‌ ‍‌‌​​ ‌ ‌​‌‍​‌​‍ ‍‌‍ ​‌‍​‌‌‍​‍‌‍‌‌‌‍ ​​ ‌‍​‍‌‍​‌‌ ​ ‌‍‌‌‌‌‌‌‌ ​‍‌‍ ​​ ‌‌‍‍​‌ ‌​‌ ‌​‌ ​​‌ ​ ​‍‌‌​ ​ ‌​​‌​‍‌‌​ ​‍‌​‌‍​‍‌‌​ ​‍‌​‌‍‌‍ ​​‍ ‌‌‍​‌‌‍ ‍‌‍‌​​‍ ‌‌ ​‍​‍ ‌‌‍‍​‌‍ ‌ ‌​‌‍‌‌‌‍ ​‌ ​ ​‍ ‌‌ ​ ‌ ‌​‌ ‌‌‌‍‌​‌‍‍‌‌‍ ​‍ ‍‌ ‌‍‌‍‌‌‌ ​‍‌‍​ ‌‍‌‌‌‍ ​​‍ ‍‌‍​‌‌ ​​‌ ​​​‍‌‍‌‍‍‌‌‍‌​​ ‌​ ‌​​ ​‌​ ‌‌‌‍​‍​ ‍‌​ ‌‍​ ‌​‌‍​ ​‍ ‌​ ​‌‌‍​‍​ ​ ‌‍​‌​‍ ‌​ ‌​​ ​‌‌‍​‌‌‍​ ​‍ ‌‌‍​‍​ ​​​ ‌‌‌‍‌‍​‍ ‌‌‍‌​​ ‌​​ ‌​‌‍‌‌‌‍‌‍‌‍​‍‌‍​‌​ ​‌​ ‌‍‌‍‌‌​ ​‌​ ​ ​‍‌‍‌ ‌​‌ ‍‌‌ ​​‌‍‌‌​ ‌‌‍‍​‌‍ ‌ ‌​‌‍‌‌‌‍ ​‌‌​‍‌‍ ‌‍ ‌‍ ‌‌‌​ ‌ ‌‌‌‍‍‌‌ ‌​‌‍‌‌​‍‌‍‌ ​​‌‍​‌‌ ‌​‌‍‍​​ ‌‌ ​​‌‍​‌‌‍‌ ‌‍‌‌‌​​‍‌ ‌‌‌‍‍‌‌‍ ​‌‍‌​‌‍‌‌‌ ​‍​‍‌‌​ ‌‌‌​​‍‌‌ ‌‍‍ ‌‍‌‌‌ ‍‌​‍‌‌​ ​ ‌​‌​​‍‌‌​ ​ ‌​‌​​‍‌‌​ ​‍​ ​‍‌‍‌​​ ‌ ‌‍‌‍​ ​ ​ ‍​​ ‌‍​ ​ ​ ‌‌​ ‌​‌‍‌‌​ ‌​​ ​​​‍‌‌​ ​‍​ ​‍​‍‌‌​ ‌‌‌​‌​​‍ ‍‌‍‌‌‌‍ ‍‌ ‌​‌ ​‍‌‍‍‌‌‍‌‌‌ ​ ​‍‌‌​ ‌‌‌​​‍‌‌ ‌‍‍ ‌‍‌‌‌ ‍‌​‍‌‌​ ​ ‌​‌​​‍‌‌​ ​ ‌​‌​​‍‌‌​ ​‍​ ​‍​ ‍​‌‍​ ‌‍‌‌​ ‌ ‌‍‌‍​ ‌‌​ ‌​‌‍​‍​ ​ ‌‍​ ​ ​ ​ ‌‍​‍‌‌​ ​‍​ ​‍​‍‌‌​ ‌‌‌​‌​​‍ ‍‌ ​​‌ ​‍‌‍‍‌‌‍ ‌‌‍​‌‌ ​‍‌ ‍‌‌​​ ‌ ‌​‌‍​‌​‍ ‍‌‍ ​‌‍​‌‌‍​‍‌‍‌‌‌‍ ​​‍‌‍‌ ​​‌‍‌‌‌ ​‍‌ ​ ‌ ​​‌‍‌‌‌‍​ ‌ ‌​‌‍‍‌‌ ‌‍‌‍‌‌​ ‌‌ ​​‌ ‌‌‌‍​‍‌‍ ​‌‍‍‌‌ ​ ‌‍‍​‌‍‌‌‌‍‌​​‍​‍‌ ‌Explore all offers​​​​‌ ‍ ​‍​‍‌‍ ‌ ​‍‌‍‍‌‌‍‌ ‌‍‍‌‌‍ ‍​‍​‍​ ‍‍​‍​‍‌ ​ ‌‍​‌‌‍ ‍‌‍‍‌‌ ‌​‌ ‍‌​‍ ‍‌‍‍‌‌‍ ​‍​‍​‍ ​​‍​‍‌‍‍​‌ ​‍‌‍‌‌‌‍‌‍​‍​‍​ ‍‍​‍​‍‌‍‍​‌ ‌​‌ ‌​‌ ​​‌ ​ ​ ‍‍​‍ ​‍ ‌‍ ​​‍ ‌‌‍​‌‌‍ ‍‌‍‌​​‍ ‌‌ ​‍​‍ ‌‌‍‍​‌‍ ‌ ‌​‌‍‌‌‌‍ ​‌ ​ ​‍ ‌‌ ​ ‌ ‌​‌ ‌‌‌‍‌​‌‍‍‌‌‍ ​‍ ‍‌ ‌‍‌‍‌‌‌ ​‍‌‍​ ‌‍‌‌‌‍ ​​‍ ‍‌‍​‌‌ ​​‌ ​​​‍ ‌‍‍‌‌‍ ‍‌ ‌​‌‍‌‌‌‍ ‍‌ ‌​​‍ ‌‍‌‌‌‍‌​‌‍‍‌‌ ‌​​‍ ‌‍ ‌‌‍ ‌‍‌​‌‍‌‌​ ‌‌ ​​‌ ​‍‌‍‌‌‌ ​ ‌‍‌‌‌‍ ‍‌ ‌​‌‍​‌‌ ‌​‌‍‍‌‌‍ ‌‍ ‍​ ‍ ‌‍‍‌‌‍‌​​ ‌​ ‌​​ ​‌​ ‌‌‌‍​‍​ ‍‌​ ‌‍​ ‌​‌‍​ ​‍ ‌​ ​‌‌‍​‍​ ​ ‌‍​‌​‍ ‌​ ‌​​ ​‌‌‍​‌‌‍​ ​‍ ‌‌‍​‍​ ​​​ ‌‌‌‍‌‍​‍ ‌‌‍‌​​ ‌​​ ‌​‌‍‌‌‌‍‌‍‌‍​‍‌‍​‌​ ​‌​ ‌‍‌‍‌‌​ ​‌​ ​ ​ ‍ ‌ ‌​‌ ‍‌‌ ​​‌‍‌‌​ ‌‌‍‍​‌‍ ‌ ‌​‌‍‌‌‌‍ ​‌‌​‍‌‍ ‌‍ ‌‍ ‌‌‌​ ‌ ‌‌‌‍‍‌‌ ‌​‌‍‌‌​ ‍ ‌ ​​‌‍​‌‌ ‌​‌‍‍​​ ‌‌ ​​‌‍​‌‌‍‌ ‌‍‌‌‌​​‍‌ ‌‌‌‍‍‌‌‍ ​‌‍‌​‌‍‌‌‌ ​‍​‍‌‌​ ‌‌‌​​‍‌‌ ‌‍‍ ‌‍‌‌‌ ‍‌​‍‌‌​ ​ ‌​‌​​‍‌‌​ ​ ‌​‌​​‍‌‌​ ​‍​ ​‍‌‍‌​​ ‌ ‌‍‌‍​ ​ ​ ‍​​ ‌‍​ ​ ​ ‌‌​ ‌​‌‍‌‌​ ‌​​ ​​​‍‌‌​ ​‍​ ​‍​‍‌‌​ ‌‌‌​‌​​‍ ‍‌‍‌‌‌‍ ‍‌ ‌​‌ ​‍‌‍‍‌‌‍‌‌‌ ​ ​‍‌‌​ ‌‌‌​​‍‌‌ ‌‍‍ ‌‍‌‌‌ ‍‌​‍‌‌​ ​ ‌​‌​​‍‌‌​ ​ ‌​‌​​‍‌‌​ ​‍​ ​‍​ ‍​‌‍​ ‌‍‌‌​ ‌ ‌‍‌‍​ ‌‌​ ‌​‌‍​‍​ ​ ‌‍​ ​ ​ ​ ‌‍​‍‌‌​ ​‍​ ​‍​‍‌‌​ ‌‌‌​‌​​‍ ‍‌ ​ ‌‍‌‌‌‍​ ‌‍ ‌‍ ‍‌‍‌​‌‍​‌‌ ​‍‌ ‍‌‌​​ ‌ ‌​‌‍​‌​‍ ‍‌‍ ​‌‍​‌‌‍​‍‌‍‌‌‌‍ ​​ ‌‍​‍‌‍​‌‌ ​ ‌‍‌‌‌‌‌‌‌ ​‍‌‍ ​​ ‌‌‍‍​‌ ‌​‌ ‌​‌ ​​‌ ​ ​‍‌‌​ ​ ‌​​‌​‍‌‌​ ​‍‌​‌‍​‍‌‌​ ​‍‌​‌‍‌‍ ​​‍ ‌‌‍​‌‌‍ ‍‌‍‌​​‍ ‌‌ ​‍​‍ ‌‌‍‍​‌‍ ‌ ‌​‌‍‌‌‌‍ ​‌ ​ ​‍ ‌‌ ​ ‌ ‌​‌ ‌‌‌‍‌​‌‍‍‌‌‍ ​‍ ‍‌ ‌‍‌‍‌‌‌ ​‍‌‍​ ‌‍‌‌‌‍ ​​‍ ‍‌‍​‌‌ ​​‌ ​​​‍‌‍‌‍‍‌‌‍‌​​ ‌​ ‌​​ ​‌​ ‌‌‌‍​‍​ ‍‌​ ‌‍​ ‌​‌‍​ ​‍ ‌​ ​‌‌‍​‍​ ​ ‌‍​‌​‍ ‌​ ‌​​ ​‌‌‍​‌‌‍​ ​‍ ‌‌‍​‍​ ​​​ ‌‌‌‍‌‍​‍ ‌‌‍‌​​ ‌​​ ‌​‌‍‌‌‌‍‌‍‌‍​‍‌‍​‌​ ​‌​ ‌‍‌‍‌‌​ ​‌​ ​ ​‍‌‍‌ ‌​‌ ‍‌‌ ​​‌‍‌‌​ ‌‌‍‍​‌‍ ‌ ‌​‌‍‌‌‌‍ ​‌‌​‍‌‍ ‌‍ ‌‍ ‌‌‌​ ‌ ‌‌‌‍‍‌‌ ‌​‌‍‌‌​‍‌‍‌ ​​‌‍​‌‌ ‌​‌‍‍​​ ‌‌ ​​‌‍​‌‌‍‌ ‌‍‌‌‌​​‍‌ ‌‌‌‍‍‌‌‍ ​‌‍‌​‌‍‌‌‌ ​‍​‍‌‌​ ‌‌‌​​‍‌‌ ‌‍‍ ‌‍‌‌‌ ‍‌​‍‌‌​ ​ ‌​‌​​‍‌‌​ ​ ‌​‌​​‍‌‌​ ​‍​ ​‍‌‍‌​​ ‌ ‌‍‌‍​ ​ ​ ‍​​ ‌‍​ ​ ​ ‌‌​ ‌​‌‍‌‌​ ‌​​ ​​​‍‌‌​ ​‍​ ​‍​‍‌‌​ ‌‌‌​‌​​‍ ‍‌‍‌‌‌‍ ‍‌ ‌​‌ ​‍‌‍‍‌‌‍‌‌‌ ​ ​‍‌‌​ ‌‌‌​​‍‌‌ ‌‍‍ ‌‍‌‌‌ ‍‌​‍‌‌​ ​ ‌​‌​​‍‌‌​ ​ ‌​‌​​‍‌‌​ ​‍​ ​‍​ ‍​‌‍​ ‌‍‌‌​ ‌ ‌‍‌‍​ ‌‌​ ‌​‌‍​‍​ ​ ‌‍​ ​ ​ ​ ‌‍​‍‌‌​ ​‍​ ​‍​‍‌‌​ ‌‌‌​‌​​‍ ‍‌ ​ ‌‍‌‌‌‍​ ‌‍ ‌‍ ‍‌‍‌​‌‍​‌‌ ​‍‌ ‍‌‌​​ ‌ ‌​‌‍​‌​‍ ‍‌‍ ​‌‍​‌‌‍​‍‌‍‌‌‌‍ ​​‍‌‍‌ ​​‌‍‌‌‌ ​‍‌ ​ ‌ ​​‌‍‌‌‌‍​ ‌ ‌​‌‍‍‌‌ ‌‍‌‍‌‌​ ‌‌ ​​‌ ‌‌‌‍​‍‌‍ ​‌‍‍‌‌ ​ ‌‍‍​‌‍‌‌‌‍‌​​‍​‍‌ ‌